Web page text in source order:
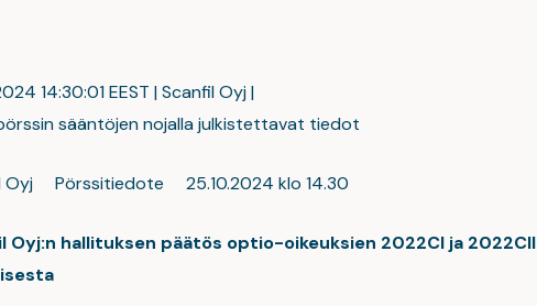
14:30:01 EEST | Scanfil Oyj |
sääntöjen nojalla julkistettavat tiedot
Oyj Pörssitiedote 25.10.2024 klo 14.30
Oyj:n hallituksen päätös optio-oikeuksien 2022CI ja 2022CII